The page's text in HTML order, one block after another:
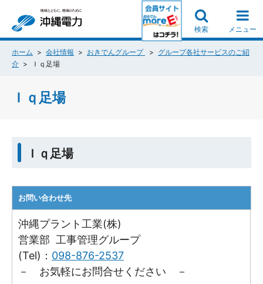
検索 メニュー
ホーム 会社情報 おきでんグループ
グループ各社サービスのご紹
介
Ｉｑ足場
Ｉｑ足場
Ｉｑ足場
お問い合わせ先
沖縄プラント工業(株)
営業部 工事管理グループ
(Tel)： 098-876-2537
－ お気軽にお問合せください －